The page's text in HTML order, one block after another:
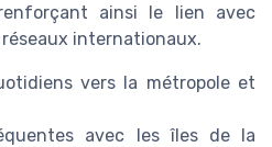
ainsi le lien avec
internationaux.
vers la métropole et
avec les îles de la